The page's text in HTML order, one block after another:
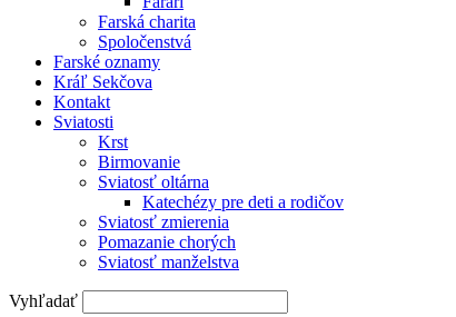
Farská charita
Spoločenstvá
Farské oznamy
Kráľ Sekčova
Kontakt
Sviatosti
Krst
Birmovanie
Sviatosť oltárna
Katechézy pre deti a rodičov
Sviatosť zmierenia
Pomazanie chorých
Sviatosť manželstva
Vyhľadať